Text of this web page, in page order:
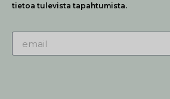
tietoa tulevista tapahtumista.